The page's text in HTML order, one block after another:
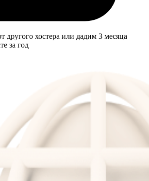
другого хостера или дадим 3 месяца
за год